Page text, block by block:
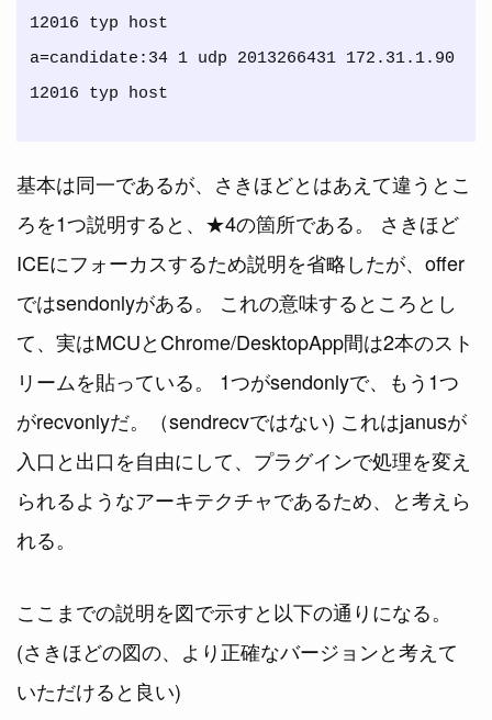
12016 typ host
a=candidate:34 1 udp 2013266431 172.31.1.90
基本は同一であるが、さきほどとはあえて違うとこ
ろを1つ説明すると、★4の箇所である。 さきほど
ICEにフォーカスするため説明を省略したが、offer
ではsendonlyがある。 これの意味するところとし
て、実はMCUとChrome/DesktopApp間は2本のスト
リームを貼っている。 1つがsendonlyで、もう1つ
がrecvonlyだ。（sendrecvではない) これはjanusが
入口と出口を自由にして、プラグインで処理を変え
られるようなアーキテクチャであるため、と考えら
れる。
ここまでの説明を図で示すと以下の通りになる。
(さきほどの図の、より正確なバージョンと考えて
いただけると良い)